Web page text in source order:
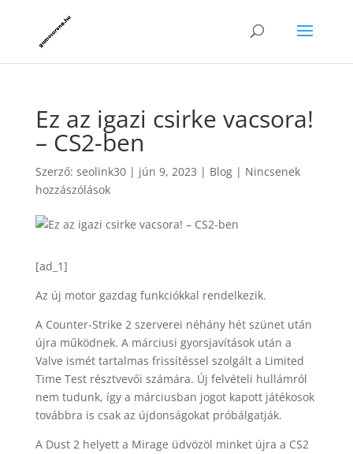
Ez az igazi csirke vacsora!
– CS2-ben
Szerző: seolink30| jún 9, 2023 | Blog| Nincsenek
hozzászólások
[ad_1]
Az új motor gazdag funkciókkal rendelkezik.
A Counter-Strike 2 szerverei néhány hét szünet után
újra működnek. A márciusi gyorsjavítások után a
Valve ismét tartalmas frissítéssel szolgált a Limited
Time Test résztvevői számára. Új felvételi hullámról
nem tudunk, így a márciusban jogot kapott játékosok
továbbra is csak az újdonságokat próbálgatják.
A Dust 2 helyett a Mirage üdvözöl minket újra a CS2